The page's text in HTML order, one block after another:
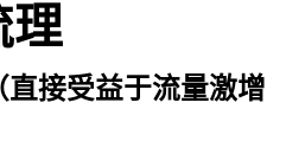
理
接受益于流量激增